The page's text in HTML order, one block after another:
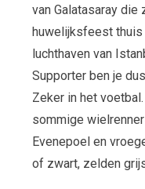
van Galatasaray die
huwelijksfeest
luchthaven van
Supporter ben je
Zeker in het
sommige
Evenepoel en
of zwart, zelden